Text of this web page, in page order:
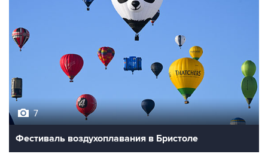
7
Фестиваль воздухоплавания в Бристоле